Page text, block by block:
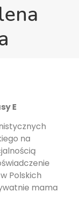
E
na
Polskich
mama